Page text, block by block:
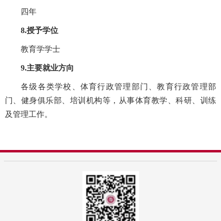
四年
8.授予学位
教育学学士
9.主要就业方向
各级各类学校、体育行政管理部门、教育行政管理部
门、健身俱乐部、培训机构等，从事体育教学、科研、训练
及管理工作。